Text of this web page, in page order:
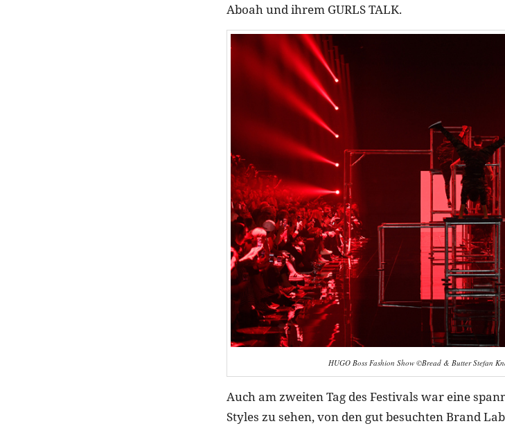
Aboah und ihrem GURLS TALK.
HUGO Boss Fashion Show ©Bread & Butter Stefan
Auch am zweiten Tag des Festivals war eine
Styles zu sehen, von den gut besuchten Brand